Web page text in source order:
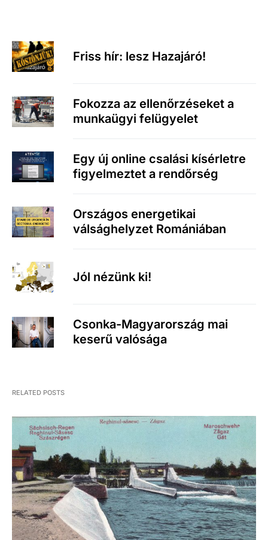
Friss hír: lesz Hazajáró!
Fokozza az ellenőrzéseket a
munkaügyi felügyelet
Egy új online csalási kísérletre
figyelmeztet a rendőrség
Országos energetikai
válsághelyzet Romániában
Jól nézünk ki!
Csonka-Magyarország mai
keserű valósága
RELATED POSTS